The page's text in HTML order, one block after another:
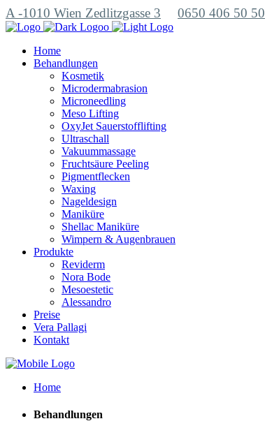
A -1010 Wien Zedlitzgasse 3 0650 406 50 50
Home
Behandlungen
Kosmetik
Microdermabrasion
Microneedling
Meso Lifting
OxyJet Sauerstofflifting
Ultraschall
Vakuummassage
Fruchtsäure Peeling
Pigmentflecken
Waxing
Nageldesign
Maniküre
Shellac Maniküre
Wimpern & Augenbrauen
Produkte
Reviderm
Nora Bode
Mesoestetic
Alessandro
Preise
Vera Pallagi
Kontakt
Home
Behandlungen